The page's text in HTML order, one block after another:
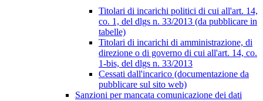
Titolari di incarichi politici di cui all'art. 14,
co. 1, del dlgs n. 33/2013 (da pubblicare in
tabelle)
Titolari di incarichi di amministrazione, di
direzione o di governo di cui all'art. 14, co.
1-bis, del dlgs n. 33/2013
Cessati dall'incarico (documentazione da
pubblicare sul sito web)
Sanzioni per mancata comunicazione dei dati